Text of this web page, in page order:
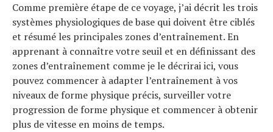
Comme première étape de ce voyage, j’ai décrit les trois
systèmes physiologiques de base qui doivent être ciblés
et résumé les principales zones d’entraînement. En
apprenant à connaître votre seuil et en définissant des
zones d’entraînement comme je le décrirai ici, vous
pouvez commencer à adapter l’entraînement à vos
niveaux de forme physique précis, surveiller votre
progression de forme physique et commencer à obtenir
plus de vitesse en moins de temps.